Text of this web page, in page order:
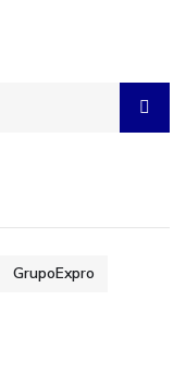
GrupoExpro